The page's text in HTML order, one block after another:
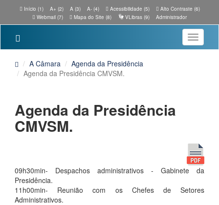
Início (1) A+ (2) A (3) A- (4) Acessibilidade (5)
Alto Contraste (6)
Webmail (7)
Mapa do Site (8) VLibras (9) Administrador
Toggle
A Câmara
Agenda da Presidência
Agenda da Presidência CMVSM.
Agenda da Presidência
CMVSM.
09h30min- Despachos administrativos - Gabinete da
Presidência.
11h00min- Reunião com os Chefes de Setores
Administrativos.